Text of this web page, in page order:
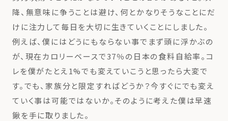
降、無意味に争うことは避け、何とかなりそうなことにだ
けに注力して毎日を大切に生きていくことにしました。
例えば、僕にはどうにもならない事でまず頭に浮かぶの
が、現在カロリーベースで37％の日本の食料自給率。コ
レを僕がたとえ1%でも変えていこうと思ったら大変で
す。でも、家族分と限定すればどうか？今すぐにでも変え
ていく事は可能ではないか。そのように考えた僕は早速
鍬を手に取りました。